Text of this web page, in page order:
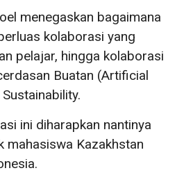
menegaskan bagaimana
kolaborasi yang
pelajar, hingga kolaborasi
Buatan (Artificial
ini diharapkan nantinya
mahasiswa Kazakhstan